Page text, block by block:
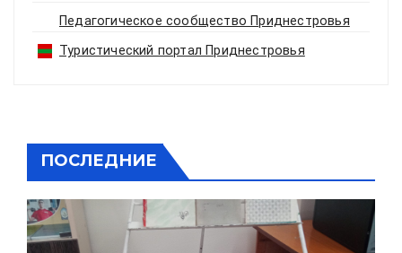
Педагогическое сообщество Приднестровья
Туристический портал Приднестровья
ПОСЛЕДНИЕ